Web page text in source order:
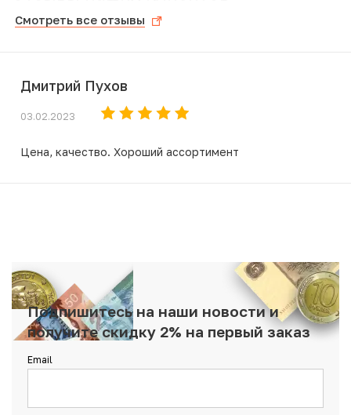
Смотреть все отзывы
Дмитрий Пухов
03.02.2023
Цена, качество. Хороший ассортимент
Подпишитесь на наши новости и
получите скидку 2% на первый заказ
Email